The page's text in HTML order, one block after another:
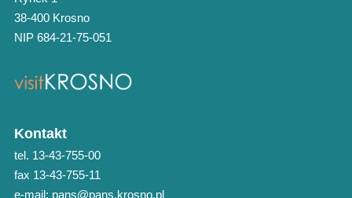
38-400 Krosno
NIP 684-21-75-051
Kontakt
tel. 13-43-755-00
fax 13-43-755-11
e-mail: pans@pans.krosno.pl